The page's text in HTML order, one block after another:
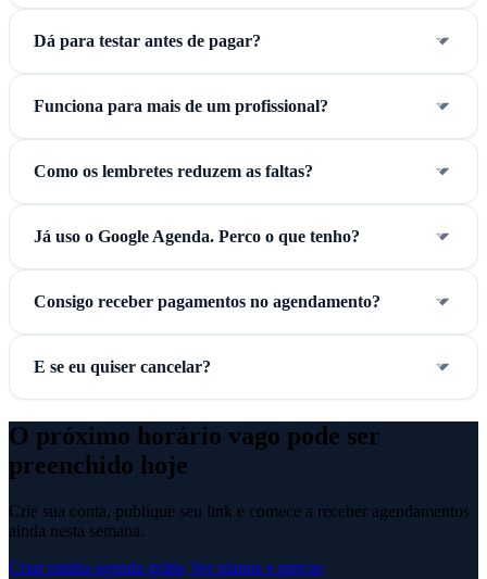
Dá para testar antes de pagar?
Funciona para mais de um profissional?
Como os lembretes reduzem as faltas?
Já uso o Google Agenda. Perco o que tenho?
Consigo receber pagamentos no agendamento?
E se eu quiser cancelar?
O próximo horário vago pode ser
preenchido hoje
Crie sua conta, publique seu link e comece a receber agendamentos
ainda nesta semana.
Criar minha agenda grátis Ver planos e preços